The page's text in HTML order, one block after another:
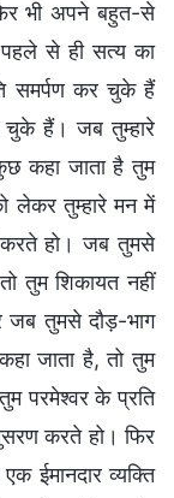
भी अपने बहुत-से
से ही सत्य का
समर्पण कर चुके हैं
चुके हैं। जब तुम्हारे
कहा जाता है तुम
लेकर तुम्हारे मन में
करते हो। जब तुमसे
तुम शिकायत नहीं
तुमसे दौड़-भाग
जाता है, तो तुम
परमेश्वर के प्रति
करते हो। फिर
ईमानदार व्यक्ति